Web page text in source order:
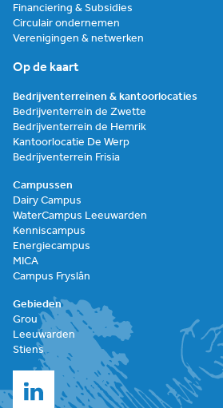
Financiering & Subsidies
Circulair ondernemen
Verenigingen & netwerken
Op de kaart
Bedrijventerreinen & kantoorlocaties
Bedrijventerrein de Zwette
Bedrijventerrein de Hemrik
Kantoorlocatie De Werp
Bedrijventerrein Frisia
Campussen
Dairy Campus
WaterCampus Leeuwarden
Kenniscampus
Energiecampus
MICA
Campus Fryslân
Gebieden
Grou
Leeuwarden
Stiens